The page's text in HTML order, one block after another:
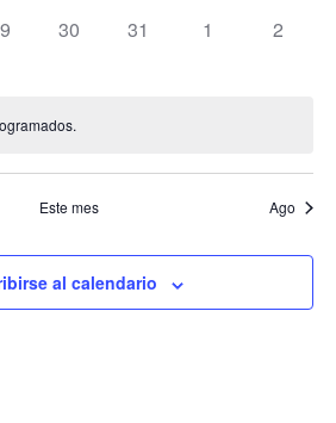
eventos,0 eventos,
30 0 eventos,
31 0 eventos,
1 0
2
Este mes Ago
al calendario